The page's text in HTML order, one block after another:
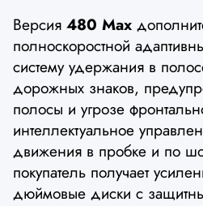
Версия 480 Max
полноскоростной
систему удержания в
дорожных знаков,
полосы и угрозе
интеллектуальное
движения в пробке и по
покупатель получает
дюймовые диски с